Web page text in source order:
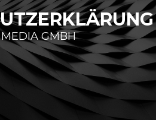
GMBH